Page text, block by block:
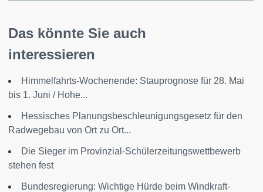
Das könnte Sie auch
interessieren
Himmelfahrts-Wochenende: Stauprognose für 28. Mai
bis 1. Juni / Hohe...
Hessisches Planungsbeschleunigungsgesetz für den
Radwegebau von Ort zu Ort...
Die Sieger im Provinzial-Schülerzeitungswettbewerb
stehen fest
Bundesregierung: Wichtige Hürde beim Windkraft-